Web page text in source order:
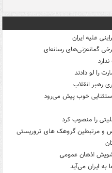
علیه ایران
گمانه‌زنی‌های رسانه‌ای
را لو دادند
استثنایی خوب پیش می‌رود
را منصوب کرد
به ایران می‌آید